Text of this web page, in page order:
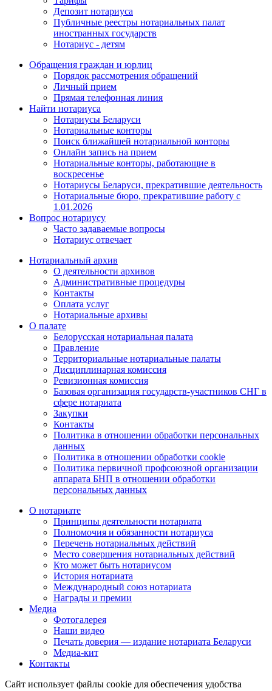
Депозит нотариуса
Публичные реестры нотариальных палат
иностранных государств
Нотариус - детям
Обращения граждан и юрлиц
Порядок рассмотрения обращений
Личный прием
Прямая телефонная линия
Найти нотариуса
Нотариусы Беларуси
Нотариальные конторы
Поиск ближайшей нотариальной конторы
Онлайн запись на прием
Нотариальные конторы, работающие в
воскресенье
Нотариусы Беларуси, прекратившие деятельность
Нотариальные бюро, прекратившие работу с
1.01.2026
Вопрос нотариусу
Часто задаваемые вопросы
Нотариус отвечает
Нотариальный архив
О деятельности архивов
Административные процедуры
Контакты
Оплата услуг
Нотариальные архивы
О палате
Белорусская нотариальная палата
Правление
Территориальные нотариальные палаты
Дисциплинарная комиссия
Ревизионная комиссия
Базовая организация государств-участников СНГ в
сфере нотариата
Закупки
Контакты
Политика в отношении обработки персональных
данных
Политика в отношении обработки cookie
Политика первичной профсоюзной организации
аппарата БНП в отношении обработки
персональных данных
О нотариате
Принципы деятельности нотариата
Полномочия и обязанности нотариуса
Перечень нотариальных действий
Место совершения нотариальных действий
Кто может быть нотариусом
История нотариата
Международный союз нотариата
Награды и премии
Медиа
Фотогалерея
Наши видео
Печать доверия — издание нотариата Беларуси
Медиа-кит
Контакты
Сайт использует файлы cookie для обеспечения удобства